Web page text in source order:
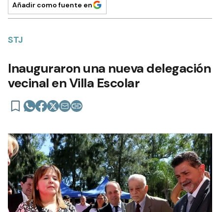
Añadir como fuente en
STJ
Inauguraron una nueva delegación
vecinal en Villa Escolar